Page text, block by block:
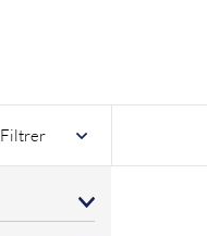
Filtrer